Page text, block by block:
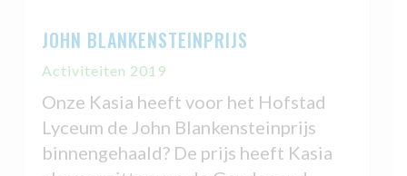
JOHN BLANKENSTEINPRIJS
Activiteiten 2019
Onze Kasia heeft voor het Hofstad
Lyceum de John Blankensteinprijs
binnengehaald? De prijs heeft Kasia